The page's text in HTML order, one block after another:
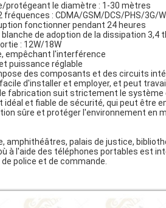
protégeant le diamètre : 1-30 mètres
fréquences : CDMA/GSM/DCS/PHS/3G/
fonctionner pendant 24 heures
de adoption de la dissipation 3,4
: 12W/18W
empêchant l'interférence
puissance réglable
des composants et des circuits
d'installer et employer, et peut
fabrication suit strictement le
idéal et fiable de sécurité, qui peut être
sûre et protéger l'environnement en
amphithéâtres, palais de justice,
à l'aide des téléphones portables est
police et de commande.